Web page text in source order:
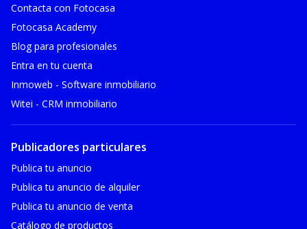
Contacta con Fotocasa
Fotocasa Academy
Blog para profesionales
Entra en tu cuenta
Inmoweb - Software inmobiliario
Witei - CRM inmobiliario
Publicadores particulares
Publica tu anuncio
Publica tu anuncio de alquiler
Publica tu anuncio de venta
Catálogo de productos